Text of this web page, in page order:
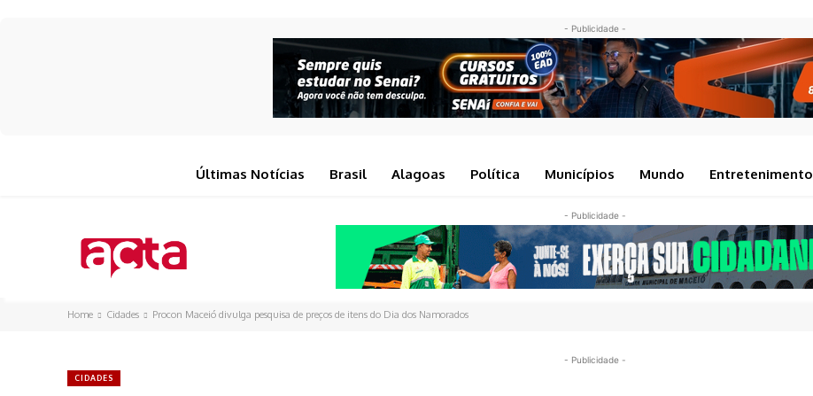
- Publicidade -
Últimas Notícias Brasil Alagoas Política Municípios Mundo Entretenimento
- Publicidade -
Home Cidades Procon Maceió divulga pesquisa de preços de itens do Dia dos Namorados
- Publicidade -
CIDADES